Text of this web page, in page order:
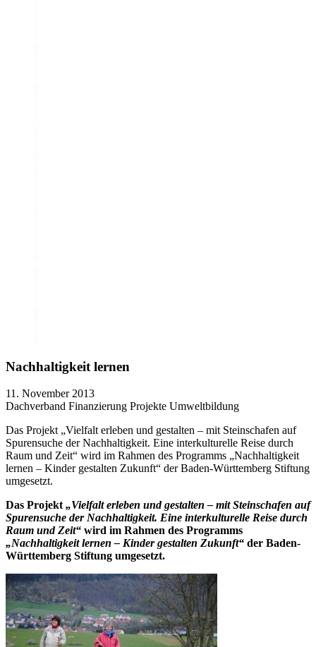
Nachhaltigkeit lernen
11. November 2013
Dachverband Finanzierung Projekte Umweltbildung
Das Projekt „Vielfalt erleben und gestalten – mit Steinschafen auf
Spurensuche der Nachhaltigkeit. Eine interkulturelle Reise durch
Raum und Zeit“ wird im Rahmen des Programms „Nachhaltigkeit
lernen – Kinder gestalten Zukunft“ der Baden-Württemberg Stiftung
umgesetzt.
Das Projekt „Vielfalt erleben und gestalten – mit Steinschafen auf
Spurensuche der Nachhaltigkeit. Eine interkulturelle Reise durch
Raum und Zeit“ wird im Rahmen des Programms
„Nachhaltigkeit lernen – Kinder gestalten Zukunft“ der Baden-
Württemberg Stiftung umgesetzt.